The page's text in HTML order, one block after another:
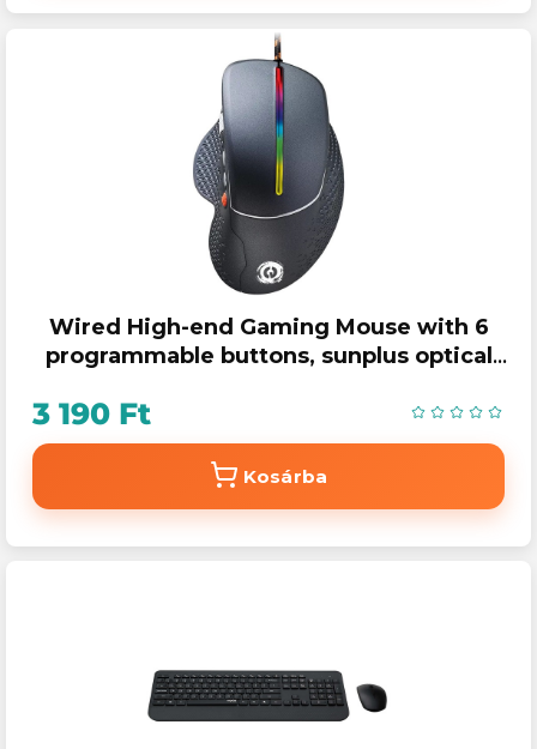
Wired High-end Gaming Mouse with 6
programmable buttons, sunplus optical
3 190 Ft
Kosárba